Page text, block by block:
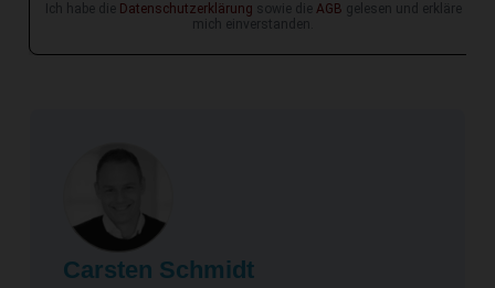
Ich habe die Datenschutzerklärung sowie die AGB gelesen und erkläre
mich einverstanden.
Carsten Schmidt